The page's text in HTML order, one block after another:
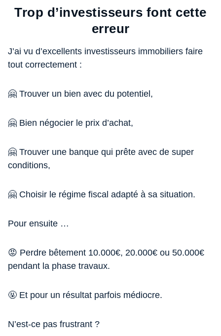
Trop d’investisseurs font cette
erreur
J’ai vu d’excellents investisseurs immobiliers faire
tout correctement :
🤗 Trouver un bien avec du potentiel,
🤗 Bien négocier le prix d’achat,
🤗 Trouver une banque qui prête avec de super
conditions,
🤗 Choisir le régime fiscal adapté à sa situation.
Pour ensuite …
😡 Perdre bêtement 10.000€, 20.000€ ou 50.000€
pendant la phase travaux.
🤬 Et pour un résultat parfois médiocre.
N’est-ce pas frustrant ?